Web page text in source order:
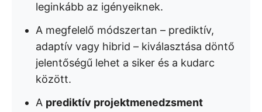
leginkább az igényeiknek.
A megfelelő módszertan – prediktív,
adaptív vagy hibrid – kiválasztása döntő
jelentőségű lehet a siker és a kudarc
között.
A prediktív projektmenedzsment